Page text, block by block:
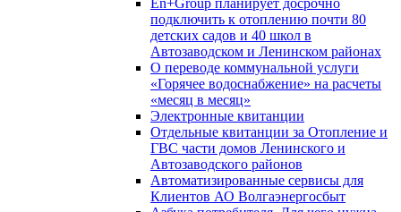
En+Group планирует досрочно
подключить к отоплению почти 80
детских садов и 40 школ в
Автозаводском и Ленинском районах
О переводе коммунальной услуги
«Горячее водоснабжение» на расчеты
«месяц в месяц»
Электронные квитанции
Отдельные квитанции за Отопление и
ГВС части домов Ленинского и
Автозаводского районов
Автоматизированные сервисы для
Клиентов АО Волгаэнергосбыт